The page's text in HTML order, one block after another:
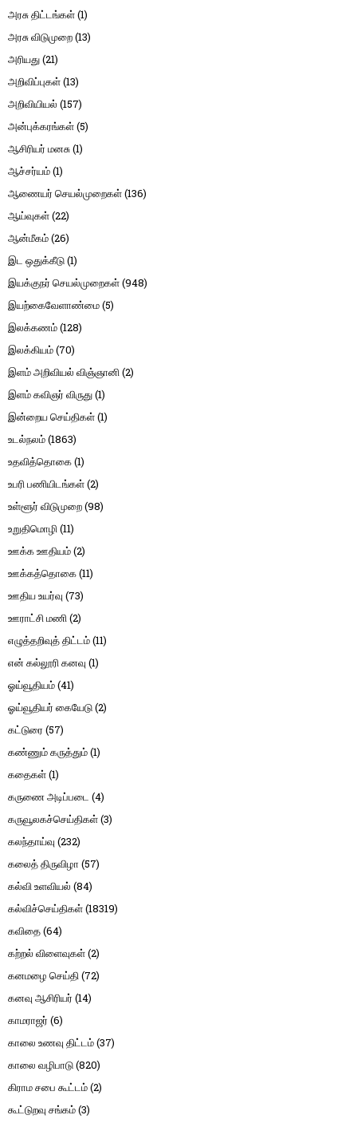
அரசு திட்டங்கள்(1)
அரசு விடுமுறை(13)
அரியது(21)
அறிவிப்புகள்(13)
அறிவியியல் (157)
அன்புக்கரங்கள்(5)
ஆசிரியர் மனசு(1)
ஆச்சர்யம்(1)
ஆணையர் செயல்முறைகள்(136)
ஆய்வுகள்(22)
ஆன்மீகம்(26)
இட ஒதுக்கீடு(1)
இயக்குநர் செயல்முறைகள்(948)
இயற்கைவேளாண்மை(5)
இலக்கணம்(128)
இலக்கியம்(70)
இளம் அறிவியல் விஞ்ஞானி(2)
இளம் கவிஞர் விருது(1)
இன்றைய செய்திகள்(1)
உடல்நலம்(1863)
உதவித்தொகை(1)
உபரி பணியிடங்கள்(2)
உள்ளூர் விடுமுறை(98)
உறுதிமொழி(11)
ஊக்க ஊதியம்(2)
ஊக்கத்தொகை(11)
ஊதிய உயர்வு (73)
ஊராட்சி மணி(2)
எழுத்தறிவுத் திட்டம்(11)
என் கல்லூரி கனவு (1)
ஓய்வூதியம்(41)
ஓய்வூதியர் கையேடு(2)
கட்டுரை (57)
கண்ணும் கருத்தும்(1)
கதைகள்(1)
கருணை அடிப்படை (4)
கருவூலகச்செய்திகள்(3)
கலந்தாய்வு (232)
கலைத் திருவிழா (57)
கல்வி உளவியல் (84)
கல்விச்செய்திகள்(18319)
கவிதை(64)
கற்றல் விளைவுகள்(2)
கனமழை செய்தி(72)
கனவு ஆசிரியர் (14)
காமராஜர் (6)
காலை உணவு திட்டம்(37)
காலை வழிபாடு(820)
கிராம சபை கூட்டம்(2)
கூட்டுறவு சங்கம்(3)